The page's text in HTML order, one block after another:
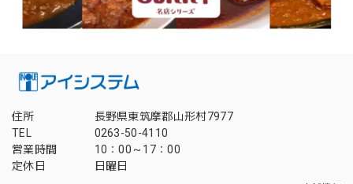
住所
長野県東筑摩郡山形村7977
TEL
0263-50-4110
営業時間
10：00～17：00
定休日
日曜日